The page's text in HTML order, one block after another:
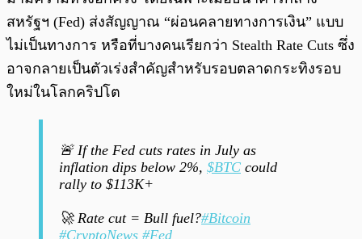
สหรัฐฯ (Fed) ส่งสัญญาณ “ผ่อนคลายทางการเงิน” แบบ
ไม่เป็นทางการ หรือที่บางคนเรียกว่า Stealth Rate Cuts ซึ่ง
อาจกลายเป็นตัวเร่งสำคัญสำหรับรอบตลาดกระทิงรอบ
ใหม่ในโลกคริปโต
🚨 If the Fed cuts rates in July as
inflation dips below 2%, $BTC could
rally to $113K+
🚀 Rate cut = Bull fuel?#Bitcoin
#CryptoNews #Fed